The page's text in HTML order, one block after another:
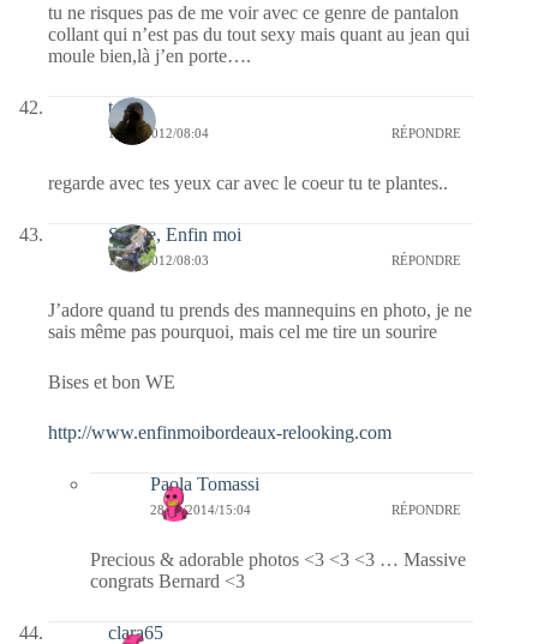
tu ne risques pas de me voir avec ce genre de pantalon
collant qui n’est pas du tout sexy mais quant au jean qui
moule bien,là j’en porte….
telos
18/02/2012/08:04 RÉPONDRE
regarde avec tes yeux car avec le coeur tu te plantes..
Sylvie, Enfin moi
18/02/2012/08:03 RÉPONDRE
J’adore quand tu prends des mannequins en photo, je ne
sais même pas pourquoi, mais cel me tire un sourire
Bises et bon WE
http://www.enfinmoibordeaux-relooking.com
Paola Tomassi
28/09/2014/15:04 RÉPONDRE
Precious & adorable photos <3 <3 <3 … Massive
congrats Bernard <3
clara65